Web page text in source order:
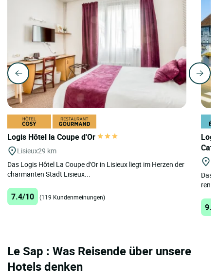
Logis Hôtel la Coupe d'Or
Lisieux29 km
Das Logis Hôtel La Coupe d'Or in Lisieux liegt im Herzen der
charmanten Stadt Lisieux...
7.4/10 (119 Kundenmeinungen)
Das
Le Sap : Was Reisende über unsere
Hotels denken